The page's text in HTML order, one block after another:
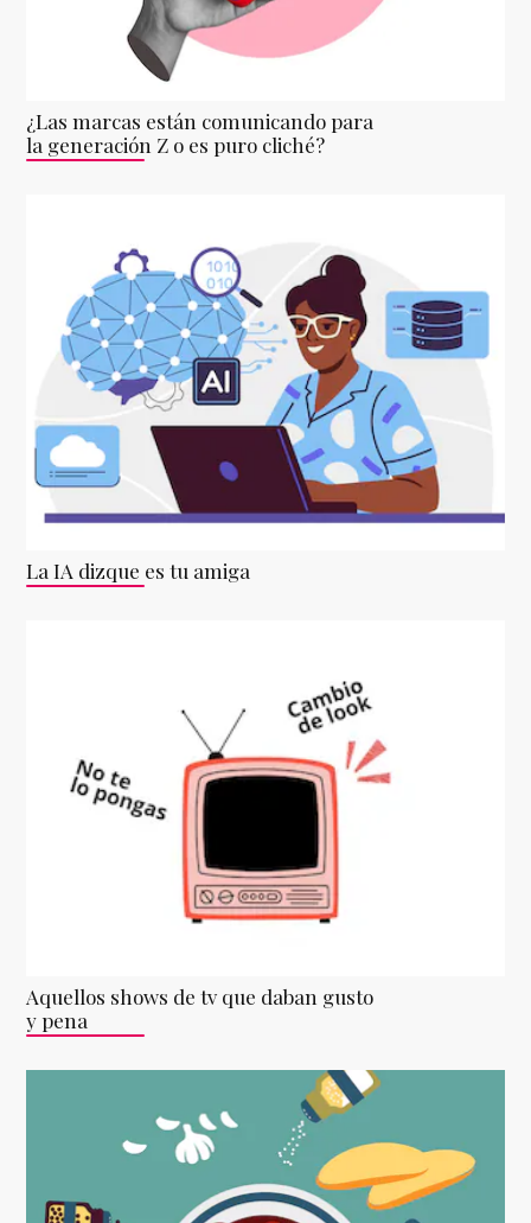
¿Las marcas están comunicando para
la generación Z o es puro cliché?
La IA dizque es tu amiga
Aquellos shows de tv que daban gusto
y pena